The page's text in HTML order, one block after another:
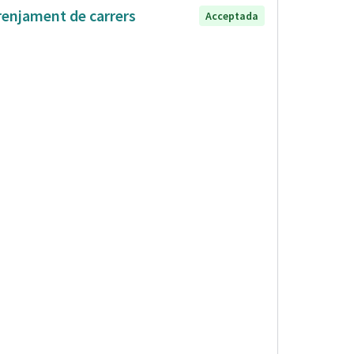
de carrers Acceptada